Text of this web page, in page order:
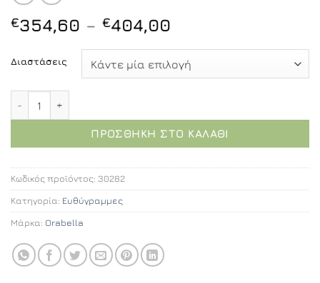
€354,60 – €404,00
€354,60
through
Διαστάσεις
ΠΡΟΣΘΉΚΗ ΣΤΟ ΚΑΛΆΘΙ
Κωδικός προϊόντος: 30282
Κατηγορία: Ευθύγραμμες
Μάρκα: Orabella